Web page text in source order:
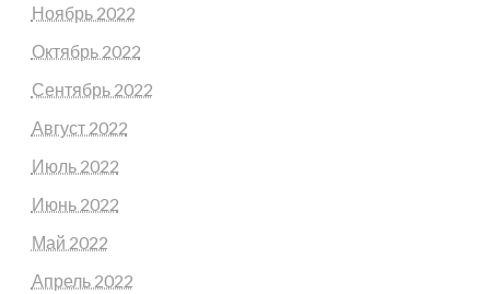
Ноябрь 2022
Октябрь 2022
Сентябрь 2022
Август 2022
Июль 2022
Июнь 2022
Май 2022
Апрель 2022